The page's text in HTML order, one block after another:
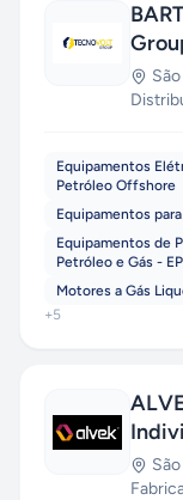
Equipamentos
Petróleo Offshore
Equipamentos
Equipamentos de
Petróleo e Gás -
Motores a Gás
+5